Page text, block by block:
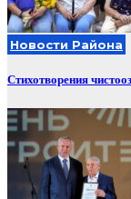
Новости Района
Стихотворения